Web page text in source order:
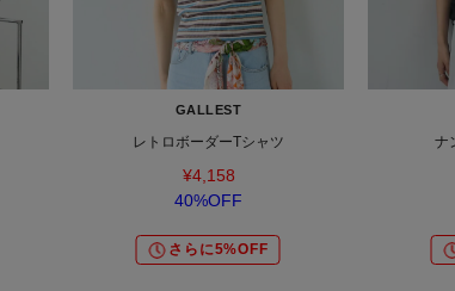
GALLEST
レトロボーダーTシャツ
¥4,158
40%OFF
さらに5%OFF
ナ